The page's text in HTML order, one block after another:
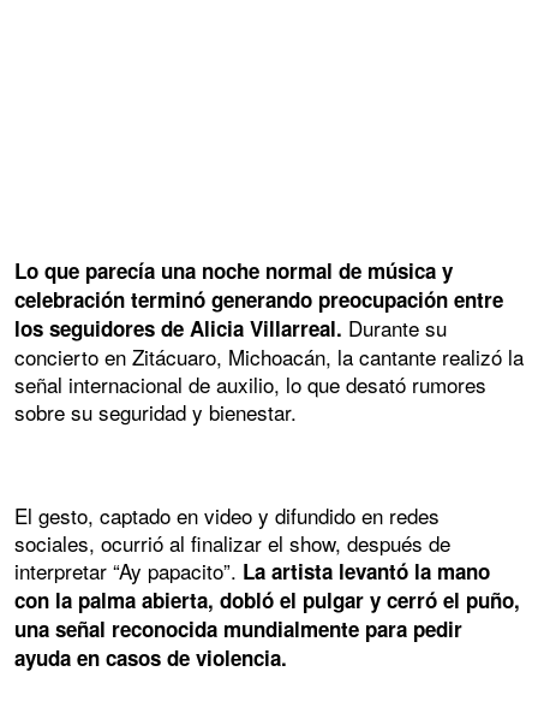
Lo que parecía una noche normal de música y
celebración terminó generando preocupación entre
los seguidores de Alicia Villarreal. Durante su
concierto en Zitácuaro, Michoacán, la cantante realizó la
señal internacional de auxilio, lo que desató rumores
sobre su seguridad y bienestar.
El gesto, captado en video y difundido en redes
sociales, ocurrió al finalizar el show, después de
interpretar “Ay papacito”. La artista levantó la mano
con la palma abierta, dobló el pulgar y cerró el puño,
una señal reconocida mundialmente para pedir
ayuda en casos de violencia.